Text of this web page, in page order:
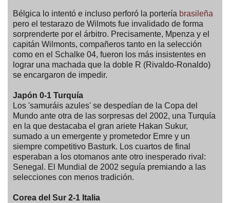
Bélgica lo intentó e incluso perforó la portería brasileña
pero el testarazo de Wilmots fue invalidado de forma
sorprenderte por el árbitro. Precisamente, Mpenza y el
capitán Wilmonts, compañeros tanto en la selección
como en el Schalke 04, fueron los más insistentes en
lograr una machada que la doble R (Rivaldo-Ronaldo)
se encargaron de impedir.
Japón 0-1 Turquía
Los 'samuráis azules' se despedían de la Copa del
Mundo ante otra de las sorpresas del 2002, una Turquía
en la que destacaba el gran ariete Hakan Sukur,
sumado a un emergente y prometedor Emre y un
siempre competitivo Basturk. Los cuartos de final
esperaban a los otomanos ante otro inesperado rival:
Senegal. El Mundial de 2002 seguía premiando a las
selecciones con menos tradición.
Corea del Sur 2-1 Italia